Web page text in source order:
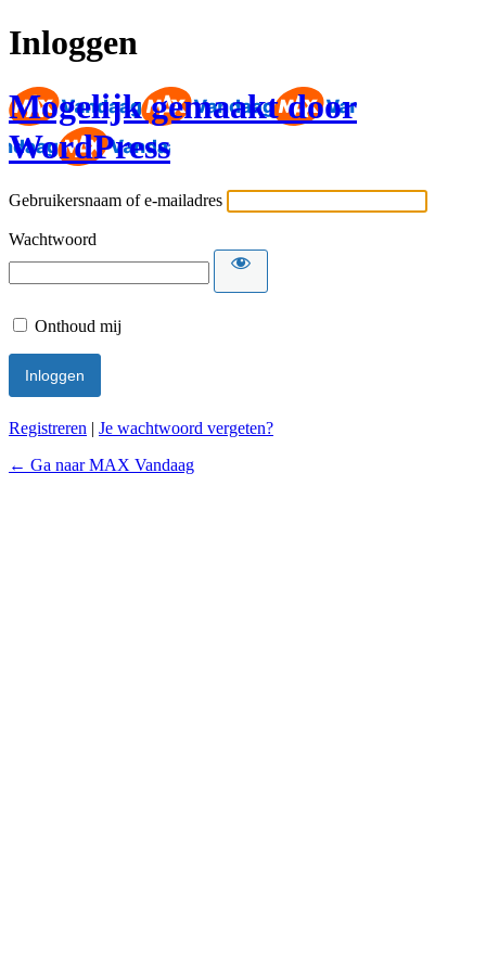
Inloggen
Mogelijk gemaakt door
WordPress
Gebruikersnaam of e-mailadres
Wachtwoord
Onthoud mij
Registreren | Je wachtwoord vergeten?
← Ga naar MAX Vandaag